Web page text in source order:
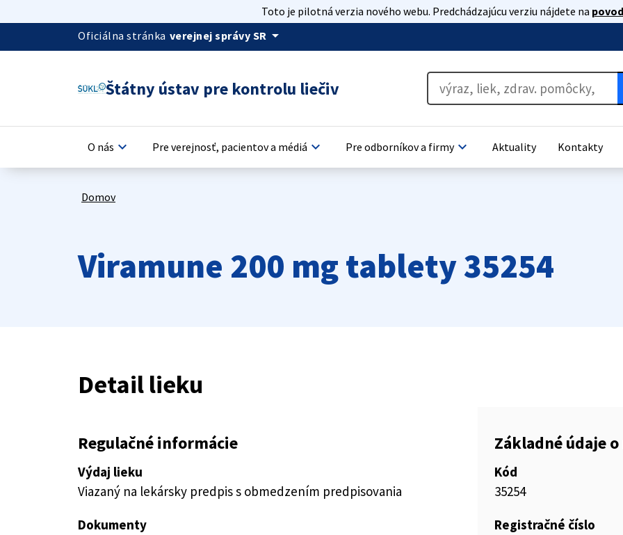
Toto je pilotná verzia nového webu. Predchádzajúcu verziu nájdete na
Oficiálna stránka verejnej správy SR arrow_drop_down
Štátny ústav pre kontrolu liečiv
O nás keyboard_arrow_down Pre verejnosť, pacientov a médiá keyboard_arrow_down Pre odborníkov a firmykeyboard_arrow_down Aktuality Kontakty
Domov
Viramune 200 mg tablety 35254
Detail lieku
Regulačné informácie
Výdaj lieku
Viazaný na lekársky predpis s obmedzením predpisovania
Dokumenty
Základné údaje
Kód
35254
Registračné číslo